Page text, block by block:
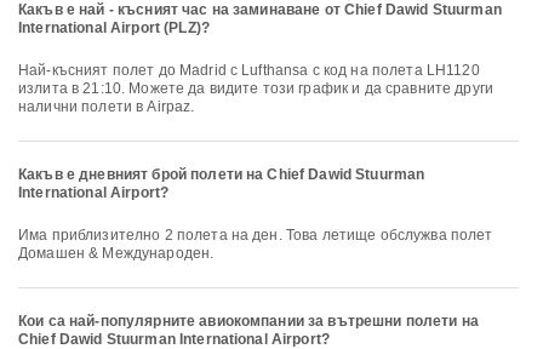
Какъв е най - късният час на заминаване от Chief Dawid Stuurman
International Airport (PLZ)?
Най-късният полет до Madrid с Lufthansa с код на полета LH1120
излита в 21:10. Можете да видите този график и да сравните други
налични полети в Airpaz.
Какъв е дневният брой полети на Chief Dawid Stuurman
International Airport?
Има приблизително 2 полета на ден. Това летище обслужва полет
Домашен & Международен.
Кои са най-популярните авиокомпании за вътрешни полети на
Chief Dawid Stuurman International Airport?